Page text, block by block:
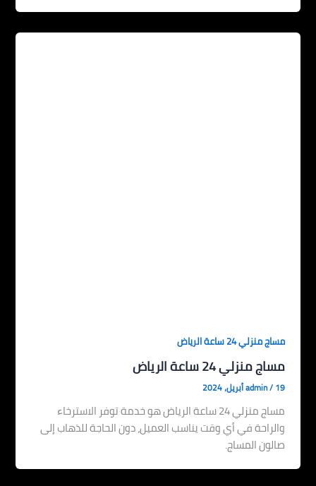
مساج منزلي 24 ساعة الرياض
مساج منزلي 24 ساعة الرياض
admin/19 أبريل، 2024
مساج منزلي 24 ساعة الرياض هو خدمة توفر الاسترخاء
والراحة في أي وقت يناسب العميل، دون الحاجة للذهاب إلى
صالون المساج.